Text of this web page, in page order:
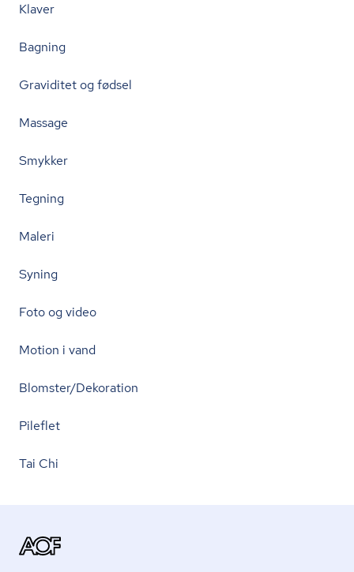
Klaver
Bagning
Graviditet og fødsel
Massage
Smykker
Tegning
Maleri
Syning
Foto og video
Motion i vand
Blomster/Dekoration
Pileflet
Tai Chi